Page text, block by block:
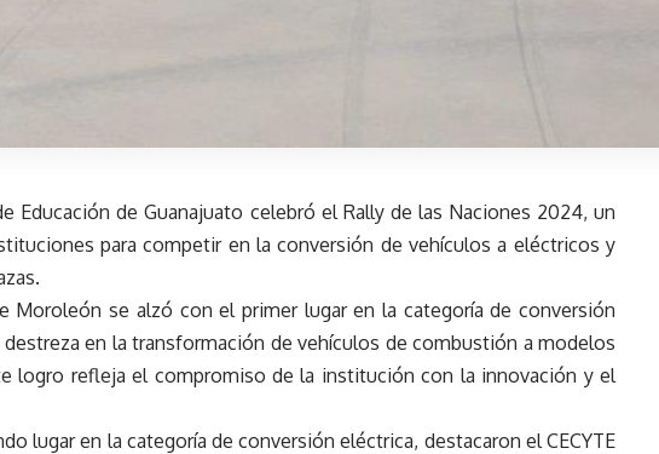
Educación de Guanajuato celebró el Rally de las Naciones 2024, un
para competir en la conversión de vehículos a eléctricos y
Moroleón se alzó con el primer lugar en la categoría de conversión
en la transformación de vehículos de combustión a modelos
logro refleja el compromiso de la institución con la innovación y el
lugar en la categoría de conversión eléctrica, destacaron el CECYTE